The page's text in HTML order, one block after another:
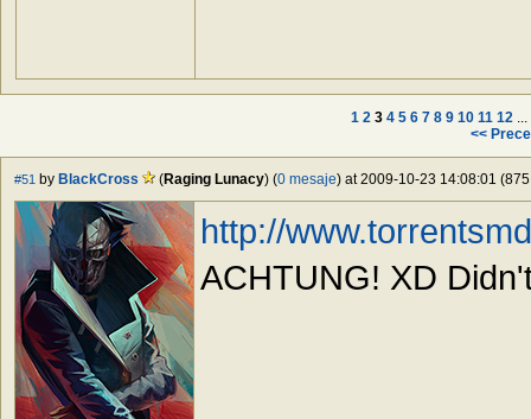
1 2 3 4 5 6 7 8 9 10 11 12 ...
<<
#51 by BlackCross (Raging Lunacy) (0 mesaje) at 2009-10-23 14:08:01
http://
ACHTUNG! XD